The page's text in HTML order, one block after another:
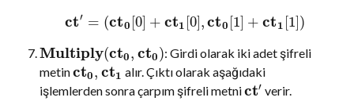
ct′ = (ct0 [0] + ct1 [0], ct0 [1] + ct1 [1])
Multiply(ct0, ct0): Girdi olarak iki adet şifreli
metinct0, ct1 alır. Çıktı olarak aşağıdaki
işlemlerden sonra çarpım şifreli metnict′ verir.